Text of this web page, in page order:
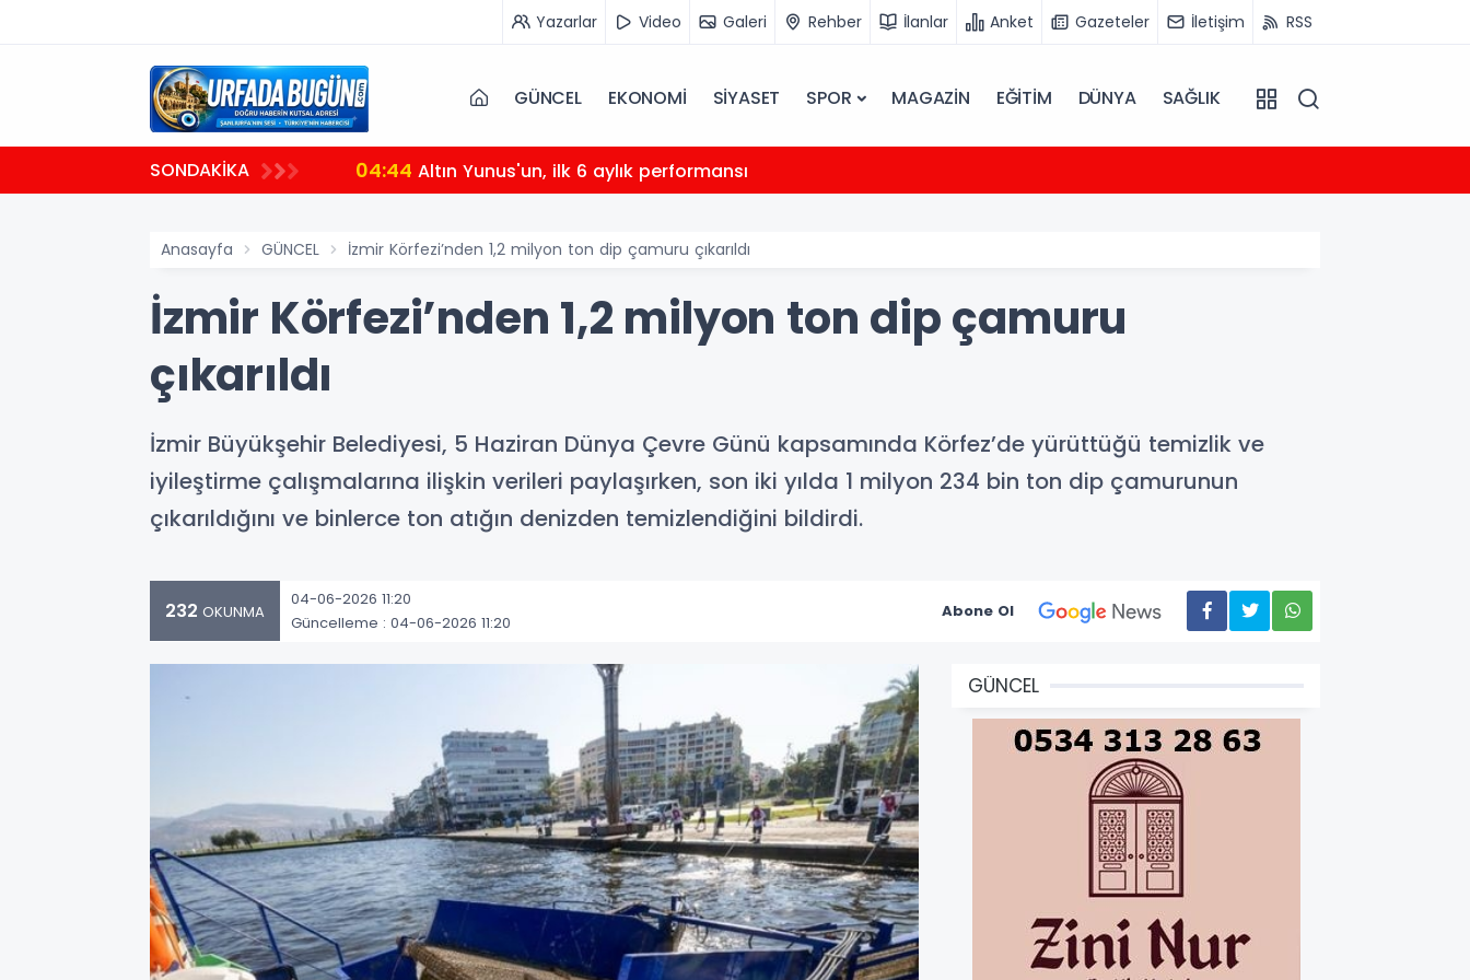
Yazarlar Video Galeri Rehber İlanlar Anket Gazeteler İletişim RSS
GÜNCEL EKONOMİ SİYASET SPOR MAGAZİN EĞİTİM DÜNYA SAĞLIK
SONDAKİKA 04:44 Altın Yunus'un, ilk 6 aylık performansı
Anasayfa GÜNCEL İzmir Körfezi’nden 1,2 milyon ton dip çamuru çıkarıldı
İzmir Körfezi’nden 1,2 milyon ton dip çamuru
çıkarıldı
İzmir Büyükşehir Belediyesi, 5 Haziran Dünya Çevre Günü kapsamında Körfez’de yürüttüğü temizlik ve
iyileştirme çalışmalarına ilişkin verileri paylaşırken, son iki yılda 1 milyon 234 bin ton dip çamurunun
çıkarıldığını ve binlerce ton atığın denizden temizlendiğini bildirdi.
232 OKUNMA
04-06-2026 11:20
Güncelleme : 04-06-2026 11:20
Abone Ol
GÜNCEL